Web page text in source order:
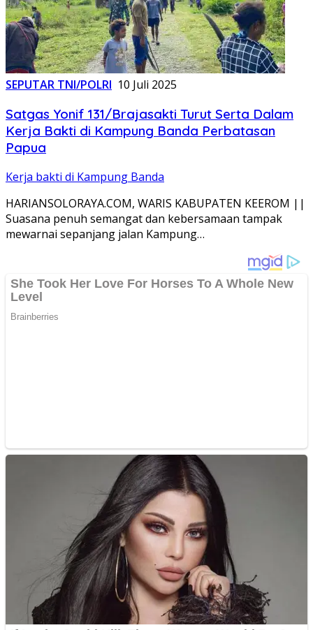
SEPUTAR TNI/POLRI 10 Juli 2025
Satgas Yonif 131/Brajasakti Turut Serta Dalam
Kerja Bakti di Kampung Banda Perbatasan
Papua
Kerja bakti di Kampung Banda
HARIANSOLORAYA.COM, WARIS KABUPATEN KEEROM ||
Suasana penuh semangat dan kebersamaan tampak
mewarnai sepanjang jalan Kampung…